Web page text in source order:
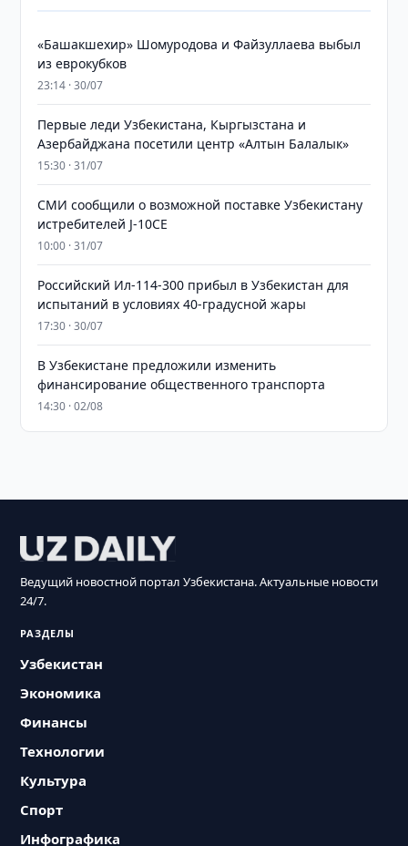
«Башакшехир» Шомуродова и Файзуллаева выбыл
из еврокубков
23:14 · 30/07
Первые леди Узбекистана, Кыргызстана и
Азербайджана посетили центр «Алтын Балалык»
15:30 · 31/07
СМИ сообщили о возможной поставке Узбекистану
истребителей J-10CE
10:00 · 31/07
Российский Ил-114-300 прибыл в Узбекистан для
испытаний в условиях 40-градусной жары
17:30 · 30/07
В Узбекистане предложили изменить
финансирование общественного транспорта
14:30 · 02/08
Ведущий новостной портал Узбекистана. Актуальные новости
24/7.
РАЗДЕЛЫ
Узбекистан
Экономика
Финансы
Технологии
Культура
Спорт
Инфографика